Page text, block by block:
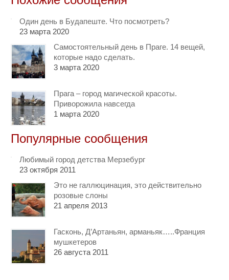
Один день в Будапеште. Что посмотреть?
23 марта 2020
Самостоятельный день в Праге. 14 вещей,
которые надо сделать.
3 марта 2020
Прага – город магической красоты.
Приворожила навсегда
1 марта 2020
Популярные сообщения
Любимый город детства Мерзебург
23 октября 2011
Это не галлюцинация, это действительно
розовые слоны
21 апреля 2013
Гасконь, Д’Артаньян, арманьяк…..Франция
мушкетеров
26 августа 2011